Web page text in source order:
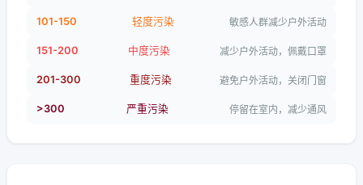
101-150 轻度污染 敏感人群减少户外活动
151-200 中度污染 减少户外活动，佩戴口罩
201-300 重度污染 避免户外活动，关闭门窗
>300 严重污染 停留在室内，减少通风